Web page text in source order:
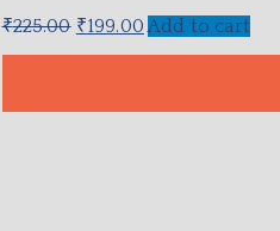
₹225.00 ₹199.00 Add to cart